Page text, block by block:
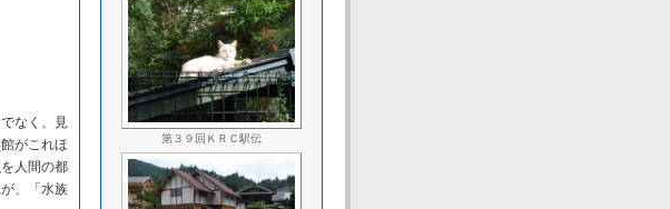
なく、見
がこれほ
人間の都
、「水族
第３９回ＫＲＣ駅伝